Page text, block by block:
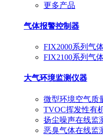
更多产品
气体报警控制器
FIX2000系列气
FIX2100系列气
大气环境监测仪器
微型环境空气质
TVOC挥发性有
扬尘噪声在线监
恶臭气体在线监